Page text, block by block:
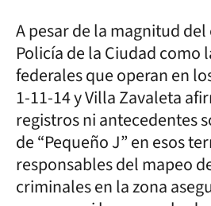
A pesar de la magnitud
Policía de la Ciudad como
federales que operan en
1-11-14 y Villa Zavaleta
registros ni antecedentes
de “Pequeño J” en esos
responsables del mapeo
criminales en la zona